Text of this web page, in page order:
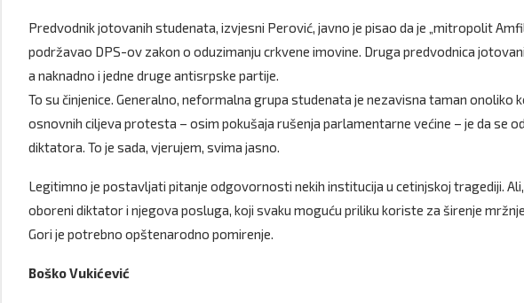
Predvodnik jotovanih studenata, izvjesni Perović, javno je pisao da je „mitropolit
podržavao DPS-ov zakon o oduzimanju crkvene imovine. Druga predvodnica
a naknadno i jedne druge antisrpske partije.
To su činjenice. Generalno, neformalna grupa studenata je nezavisna taman
osnovnih ciljeva protesta – osim pokušaja rušenja parlamentarne većine – je da se
diktatora. To je sada, vjerujem, svima jasno.
Legitimno je postavljati pitanje odgovornosti nekih institucija u cetinjskoj tragediji.
oboreni diktator i njegova posluga, koji svaku moguću priliku koriste za širenje
Gori je potrebno opštenarodno pomirenje.
Boško Vukićević